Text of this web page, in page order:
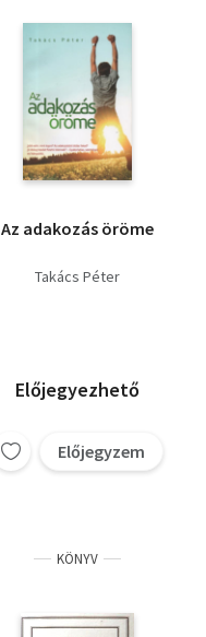
Az adakozás öröme
Takács Péter
Előjegyezhető
Előjegyzem
KÖNYV